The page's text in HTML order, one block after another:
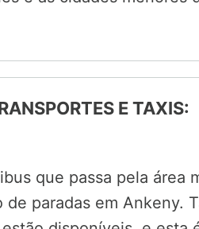
E TAXIS:
que passa pela área
paradas em Ankeny.